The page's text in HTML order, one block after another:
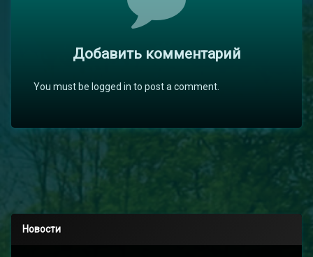
Добавить комментарий
You must be logged in to post a comment.
Новости